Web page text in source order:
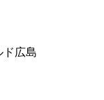
ド広島